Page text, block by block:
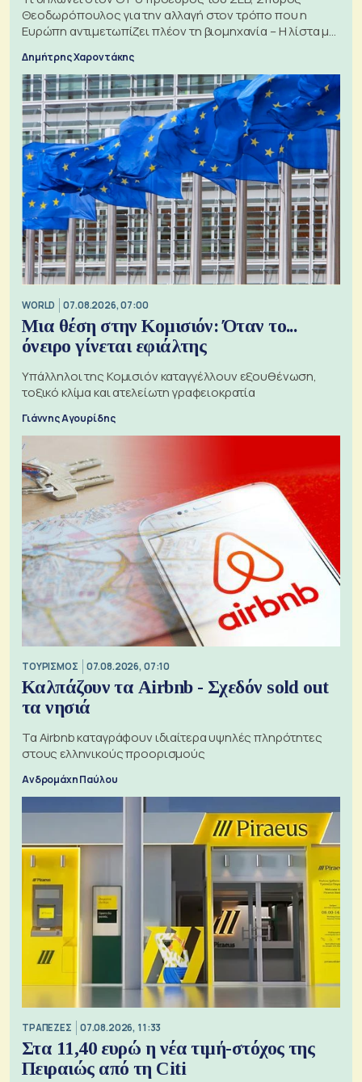
Θεοδωρόπουλος για την αλλαγή στον τρόπο που η
Ευρώπη αντιμετωπίζει πλέον τη βιομηχανία – Η λίστα με
Δημήτρης Χαροντάκης
WORLD 07.08.2026, 07:00
Μια θέση στην Κομισιόν: Όταν το...
όνειρο γίνεται εφιάλτης
Υπάλληλοι της Κομισιόν καταγγέλλουν εξουθένωση,
τοξικό κλίμα και ατελείωτη γραφειοκρατία
Γιάννης Αγουρίδης
ΤΟΥΡΙΣΜΟΣ 07.08.2026, 07:10
Καλπάζουν τα Airbnb - Σχεδόν sold out
τα νησιά
Τα Airbnb καταγράφουν ιδιαίτερα υψηλές πληρότητες
στους ελληνικούς προορισμούς
Ανδρομάχη Παύλου
ΤΡΑΠΕΖΕΣ 07.08.2026, 11:33
Στα 11,40 ευρώ η νέα τιμή-στόχος της
Πειραιώς από τη Citi